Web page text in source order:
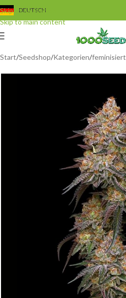
Skip to navigation
Skip to main content
DEUTSCH
Start/Seedshop/Kategorien/feminisiert